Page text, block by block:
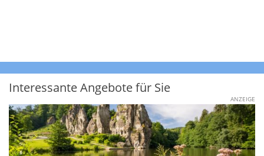
Interessante Angebote für Sie
ANZEIGE